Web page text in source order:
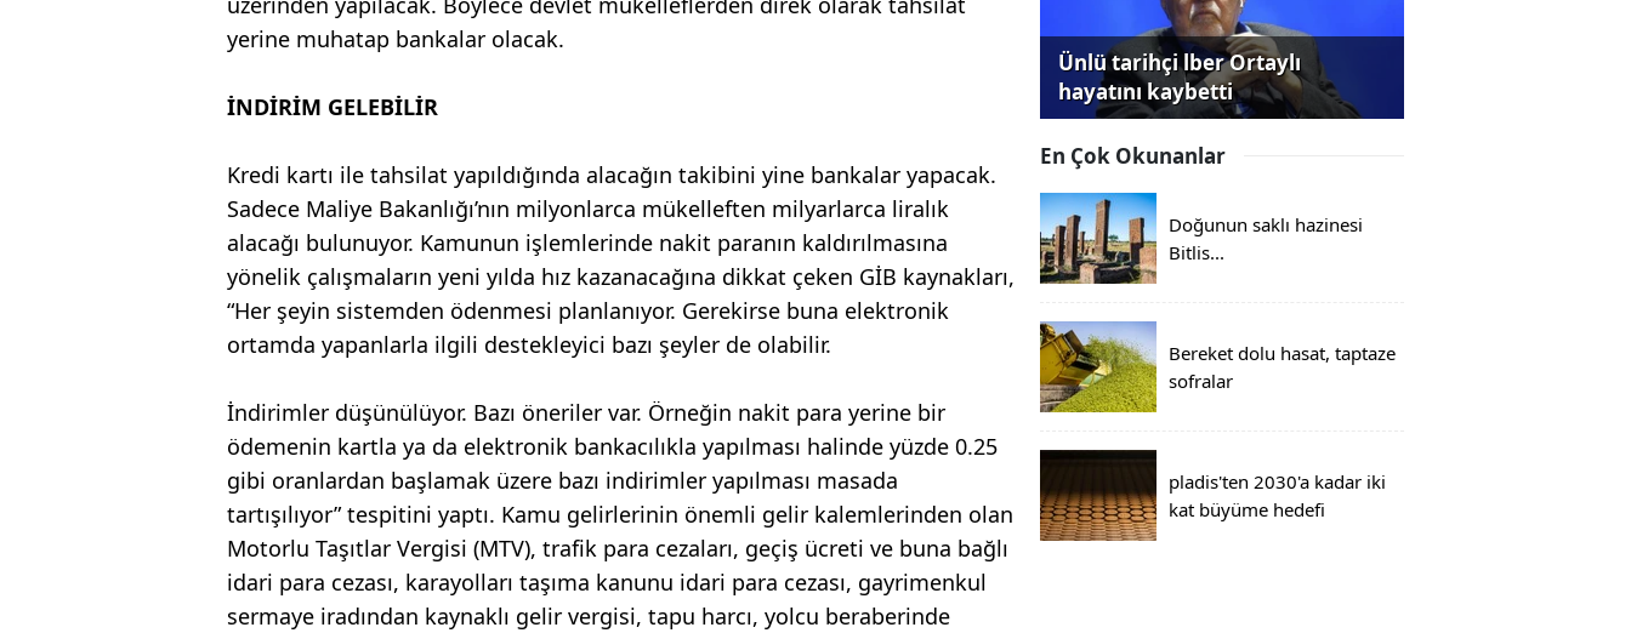
yerine muhatap bankalar olacak.
İNDİRİM GELEBİLİR
Kredi kartı ile tahsilat yapıldığında alacağın takibini yine bankalar yapacak.
Sadece Maliye Bakanlığı’nın milyonlarca mükelleften milyarlarca liralık
alacağı bulunuyor. Kamunun işlemlerinde nakit paranın kaldırılmasına
yönelik çalışmaların yeni yılda hız kazanacağına dikkat çeken GİB kaynakları,
“Her şeyin sistemden ödenmesi planlanıyor. Gerekirse buna elektronik
ortamda yapanlarla ilgili destekleyici bazı şeyler de olabilir.
İndirimler düşünülüyor. Bazı öneriler var. Örneğin nakit para yerine bir
ödemenin kartla ya da elektronik bankacılıkla yapılması halinde yüzde 0.25
gibi oranlardan başlamak üzere bazı indirimler yapılması masada
tartışılıyor” tespitini yaptı. Kamu gelirlerinin önemli gelir kalemlerinden olan
Motorlu Taşıtlar Vergisi (MTV), trafik para cezaları, geçiş ücreti ve buna bağlı
idari para cezası, karayolları taşıma kanunu idari para cezası, gayrimenkul
sermaye iradından kaynaklı gelir vergisi, tapu harcı, yolcu beraberinde
Ünlü tarihçi lber Ortaylı
hayatını kaybetti
En Çok Okunanlar
Doğunun saklı hazinesi
Bitlis...
Bereket dolu hasat, taptaze
sofralar
pladis'ten 2030'a kadar iki
kat büyüme hedefi